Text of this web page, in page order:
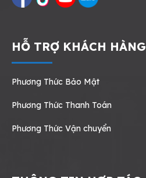
HỖ TRỢ KHÁCH HÀNG
Phương Thức Bảo Mật
Phương Thức Thanh Toán
Phương Thức Vận chuyển